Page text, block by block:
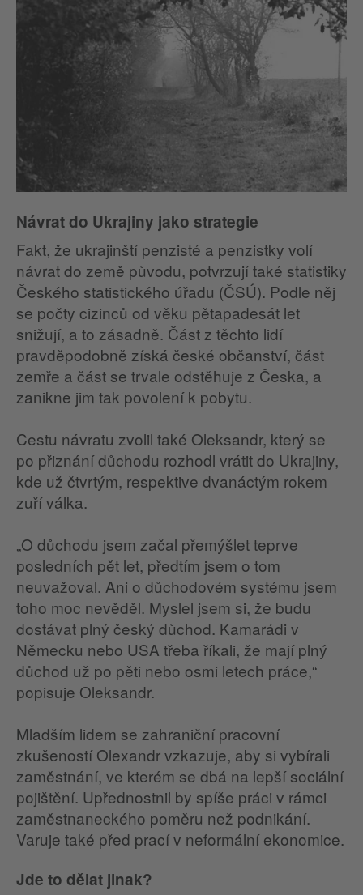
Návrat do Ukrajiny jako strategie
Fakt, že ukrajinští penzisté a penzistky volí
návrat do země původu, potvrzují také statistiky
Českého statistického úřadu (ČSÚ). Podle něj
se počty cizinců od věku pětapadesát let
snižují, a to zásadně. Část z těchto lidí
pravděpodobně získá české občanství, část
zemře a část se trvale odstěhuje z Česka, a
zanikne jim tak povolení k pobytu.
Cestu návratu zvolil také Oleksandr, který se
po přiznání důchodu rozhodl vrátit do Ukrajiny,
kde už čtvrtým, respektive dvanáctým rokem
zuří válka.
„O důchodu jsem začal přemýšlet teprve
posledních pět let, předtím jsem o tom
neuvažoval. Ani o důchodovém systému jsem
toho moc nevěděl. Myslel jsem si, že budu
dostávat plný český důchod. Kamarádi v
Německu nebo USA třeba říkali, že mají plný
důchod už po pěti nebo osmi letech práce,“
popisuje Oleksandr.
Mladším lidem se zahraniční pracovní
zkušeností Olexandr vzkazuje, aby si vybírali
zaměstnání, ve kterém se dbá na lepší sociální
pojištění. Upřednostnil by spíše práci v rámci
zaměstnaneckého poměru než podnikání.
Varuje také před prací v neformální ekonomice.
Jde to dělat jinak?